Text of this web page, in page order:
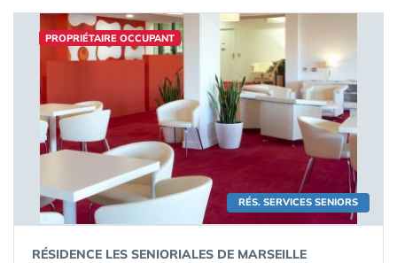
RÉS. SERVICES SENIORS
PROPRIÉTAIRE OCCUPANT
RÉSIDENCE LES SENIORIALES DE MARSEILLE